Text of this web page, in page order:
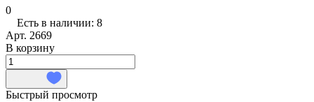
0
Есть в наличии: 8
Арт. 2669
В корзину
Быстрый просмотр